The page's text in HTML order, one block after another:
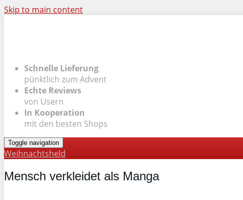
Skip to main content
Schnelle Lieferung
pünktlich zum Advent
Echte Reviews
von Usern
In Kooperation
mit den besten Shops
Toggle navigation
Weihnachtsheld
Mensch verkleidet als Manga